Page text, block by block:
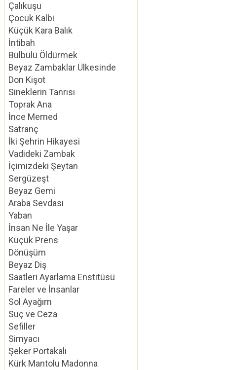
Çalıkuşu
Çocuk Kalbi
Küçük Kara Balık
İntibah
Bülbülü Öldürmek
Beyaz Zambaklar Ülkesinde
Don Kişot
Sineklerin Tanrısı
Toprak Ana
İnce Memed
Satranç
İki Şehrin Hikayesi
Vadideki Zambak
İçimizdeki Şeytan
Sergüzeşt
Beyaz Gemi
Araba Sevdası
Yaban
İnsan Ne İle Yaşar
Küçük Prens
Dönüşüm
Beyaz Diş
Saatleri Ayarlama Enstitüsü
Fareler ve İnsanlar
Sol Ayağım
Suç ve Ceza
Sefiller
Simyacı
Şeker Portakalı
Kürk Mantolu Madonna